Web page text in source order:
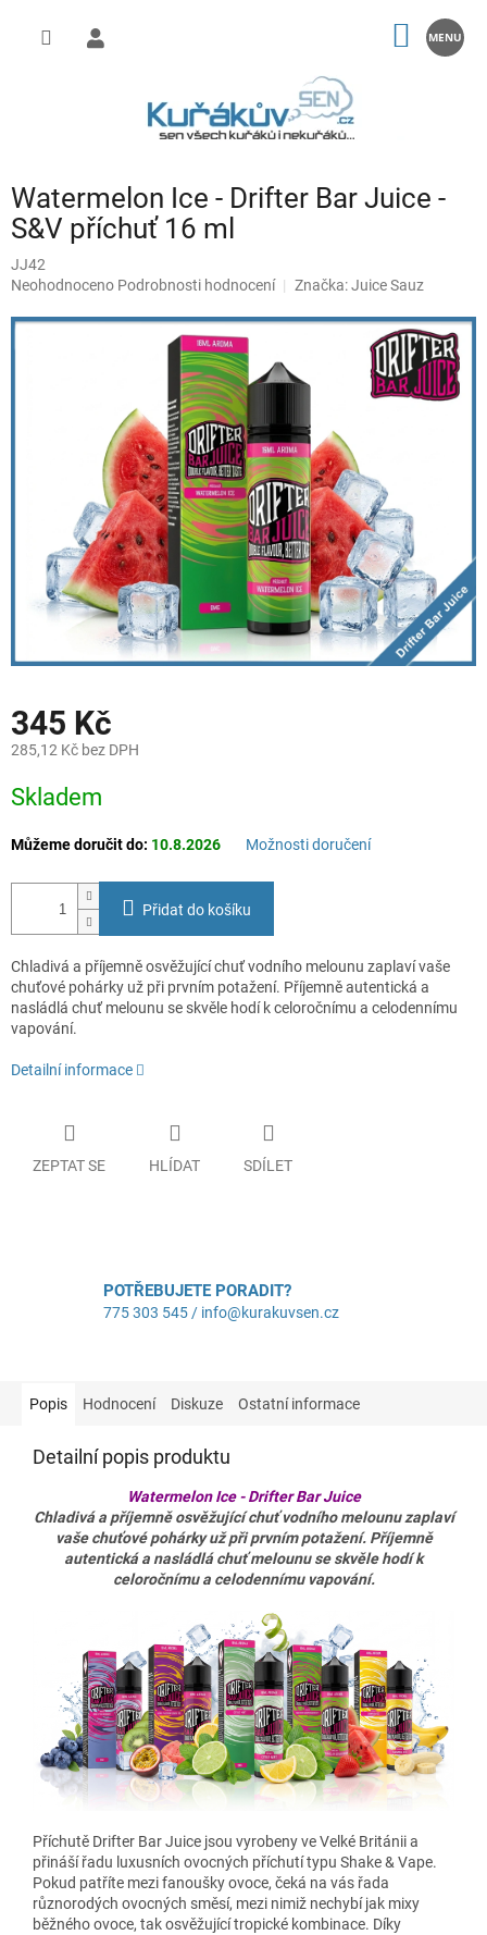
KOŠÍK
Watermelon Ice - Drifter Bar Juice -
S&V příchuť 16 ml
JJ42
Průměrné
produktu
je
Neohodnoceno Podrobnosti hodnocení Značka:Juice Sauz
345 Kč
285,12 Kč bez DPH
cena:
Skladem
Můžeme doručit do: 10.8.2026 Možnosti doručení
Přidat do košíku
Chladivá a příjemně osvěžující chuť vodního melounu zaplaví vaše
chuťové pohárky už při prvním potažení. Příjemně autentická a
nasládlá chuť melounu se skvěle hodí k celoročnímu a celodennímu
vapování.
Detailní informace
ZEPTAT SE HLÍDAT SDÍLET
POTŘEBUJETE PORADIT?
775 303 545 / info@kurakuvsen.cz
Popis Hodnocení Diskuze Ostatní informace
Detailní popis produktu
Watermelon Ice - Drifter Bar Juice
Chladivá a příjemně osvěžující chuť vodního melounu zaplaví
vaše chuťové pohárky už při prvním potažení. Příjemně
autentická a nasládlá chuť melounu se skvěle hodí k
celoročnímu a celodennímu vapování.
Příchutě Drifter Bar Juice jsou vyrobeny ve Velké Británii a
přináší řadu luxusních ovocných příchutí typu Shake & Vape.
Pokud patříte mezi fanoušky ovoce, čeká na vás řada
různorodých ovocných směsí, mezi nimiž nechybí jak mixy
běžného ovoce, tak osvěžující tropické kombinace. Díky